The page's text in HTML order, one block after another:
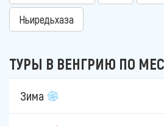
Ньиредьхаза
ТУРЫ В ВЕНГРИЮ ПО
Зима